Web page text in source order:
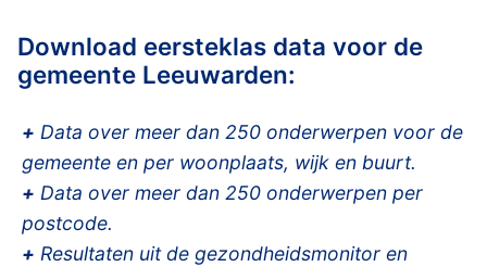
Download eersteklas data voor de
gemeente Leeuwarden:
+ Data over meer dan 250 onderwerpen voor de
gemeente en per woonplaats, wijk en buurt.
+ Data over meer dan 250 onderwerpen per
postcode.
+ Resultaten uit de gezondheidsmonitor en